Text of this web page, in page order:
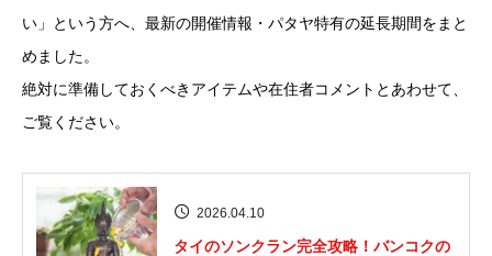
い」という方へ、最新の開催情報・パタヤ特有の延長期間をまと
めました。
絶対に準備しておくべきアイテムや在住者コメントとあわせて、
ご覧ください。
2026.04.10
タイのソンクラン完全攻略！バンコクの